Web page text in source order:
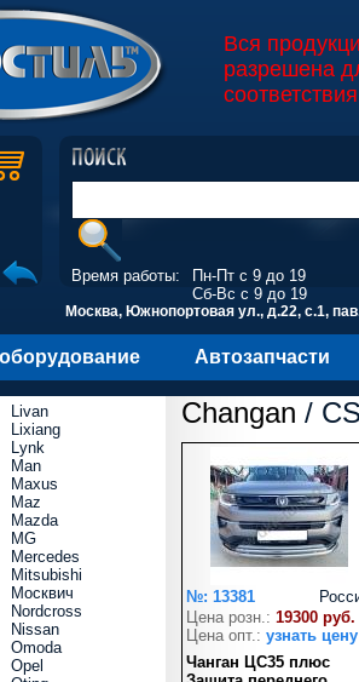
Вся
разрешена
Время работы:
Пн-Пт с 9 до 19
Сб-Вс с 9 до 19
Москва, Южнопортовая ул., д.22, с.1,
Автозапчасти
Changan /
№: 13381
Цена розн.: 19300 руб.
Цена опт.: узнать цену
Чанган ЦС35 плюс
Livan
Lixiang
Lynk
Man
Maxus
Maz
Mazda
MG
Mercedes
Mitsubishi
Москвич
Nordcross
Nissan
Omoda
Opel